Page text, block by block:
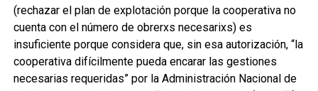
(rechazar el plan de explotación porque la cooperativa no
cuenta con el número de obrerxs necesarixs) es
insuficiente porque considera que, sin esa autorización, “la
cooperativa difícilmente pueda encarar las gestiones
necesarias requeridas” por la Administración Nacional de